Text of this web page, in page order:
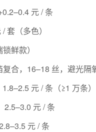
元 / 条
套（多色）
鲜款）
合，16–18 丝，避光隔
元 / 条（≥1 万条）
2.5–3.0 元 / 条
元 / 条